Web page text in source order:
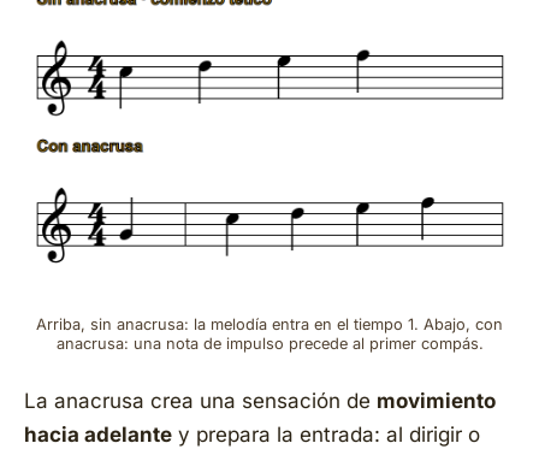
Arriba, sin anacrusa: la melodía entra en el tiempo 1. Abajo, con
anacrusa: una nota de impulso precede al primer compás.
La anacrusa crea una sensación de movimiento
hacia adelante y prepara la entrada: al dirigir o